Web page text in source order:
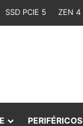
SSD PCIE 5 ZEN 4
PERIFÉRICOS